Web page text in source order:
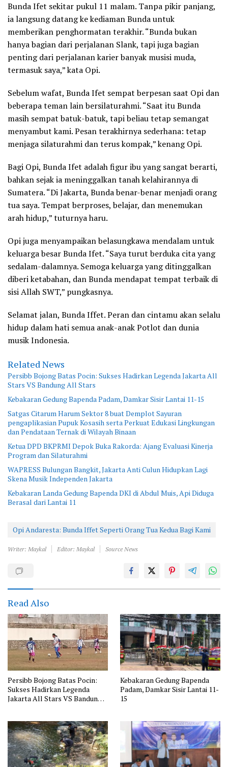
Bunda Ifet sekitar pukul 11 malam. Tanpa pikir panjang,
ia langsung datang ke kediaman Bunda untuk
memberikan penghormatan terakhir. “Bunda bukan
hanya bagian dari perjalanan Slank, tapi juga bagian
penting dari perjalanan karier banyak musisi muda,
termasuk saya,” kata Opi.
Sebelum wafat, Bunda Ifet sempat berpesan saat Opi dan
beberapa teman lain bersilaturahmi. “Saat itu Bunda
masih sempat batuk-batuk, tapi beliau tetap semangat
menyambut kami. Pesan terakhirnya sederhana: tetap
menjaga silaturahmi dan terus kompak,” kenang Opi.
Bagi Opi, Bunda Ifet adalah figur ibu yang sangat berarti,
bahkan sejak ia meninggalkan tanah kelahirannya di
Sumatera. “Di Jakarta, Bunda benar-benar menjadi orang
tua saya. Tempat berproses, belajar, dan menemukan
arah hidup,” tuturnya haru.
Opi juga menyampaikan belasungkawa mendalam untuk
keluarga besar Bunda Ifet. “Saya turut berduka cita yang
sedalam-dalamnya. Semoga keluarga yang ditinggalkan
diberi ketabahan, dan Bunda mendapat tempat terbaik di
sisi Allah SWT,” pungkasnya.
Selamat jalan, Bunda Iffet. Peran dan cintamu akan selalu
hidup dalam hati semua anak-anak Potlot dan dunia
musik Indonesia.
Related News
Persibb Bojong Batas Pocin: Sukses Hadirkan Legenda Jakarta All
Stars VS Bandung All Stars
Kebakaran Gedung Bapenda Padam, Damkar Sisir Lantai 11-15
Satgas Citarum Harum Sektor 8 buat Demplot Sayuran
pengaplikasian Pupuk Kosasih serta Perkuat Edukasi Lingkungan
dan Pendataan Ternak di Wilayah Binaan
Ketua DPD BKPRMI Depok Buka Rakorda: Ajang Evaluasi Kinerja
Program dan Silaturahmi
WAPRESS Bulungan Bangkit, Jakarta Anti Culun Hidupkan Lagi
Skena Musik Independen Jakarta
Kebakaran Landa Gedung Bapenda DKI di Abdul Muis, Api Diduga
Berasal dari Lantai 11
Opi Andaresta: Bunda Iffet Seperti Orang Tua Kedua Bagi Kami
Writer: Maykal Editor: Maykal Source News
Read Also
Persibb Bojong Batas Pocin:
Sukses Hadirkan Legenda
Jakarta All Stars VS Bandung
Kebakaran Gedung Bapenda
Padam, Damkar Sisir Lantai 11-
15